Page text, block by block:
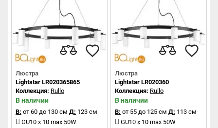
Люстра
Lightstar LR020365865
Коллекция: Rullo
В наличии
В: от 60 до 130 см Д: 123 см
GU10 x 10 max 50W
Люстра
Lightstar LR020360
Коллекция: Rullo
В наличии
В: от 55 до 125 см Д: 113 см
GU10 x 10 max 50W